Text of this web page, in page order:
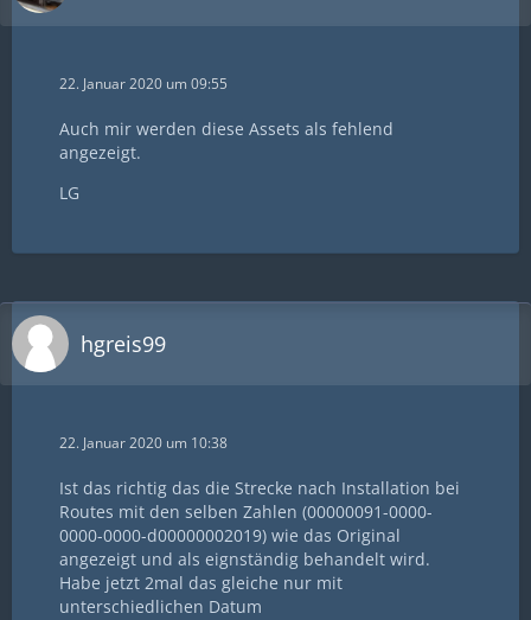
22. Januar 2020 um 09:55
Auch mir werden diese Assets als fehlend
angezeigt.
LG
hgreis99
22. Januar 2020 um 10:38
Ist das richtig das die Strecke nach Installation bei
Routes mit den selben Zahlen (00000091-0000-
0000-0000-d00000002019) wie das Original
angezeigt und als eignständig behandelt wird.
Habe jetzt 2mal das gleiche nur mit
unterschiedlichen Datum